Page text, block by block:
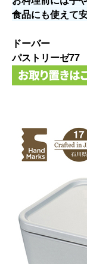
食品にも使えて
ドーバー
パストリーゼ